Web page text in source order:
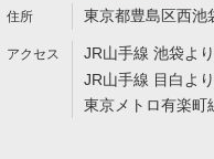
東京都豊島区西池
JR山手線 池袋よ
JR山手線 目白よ
東京メトロ有楽町